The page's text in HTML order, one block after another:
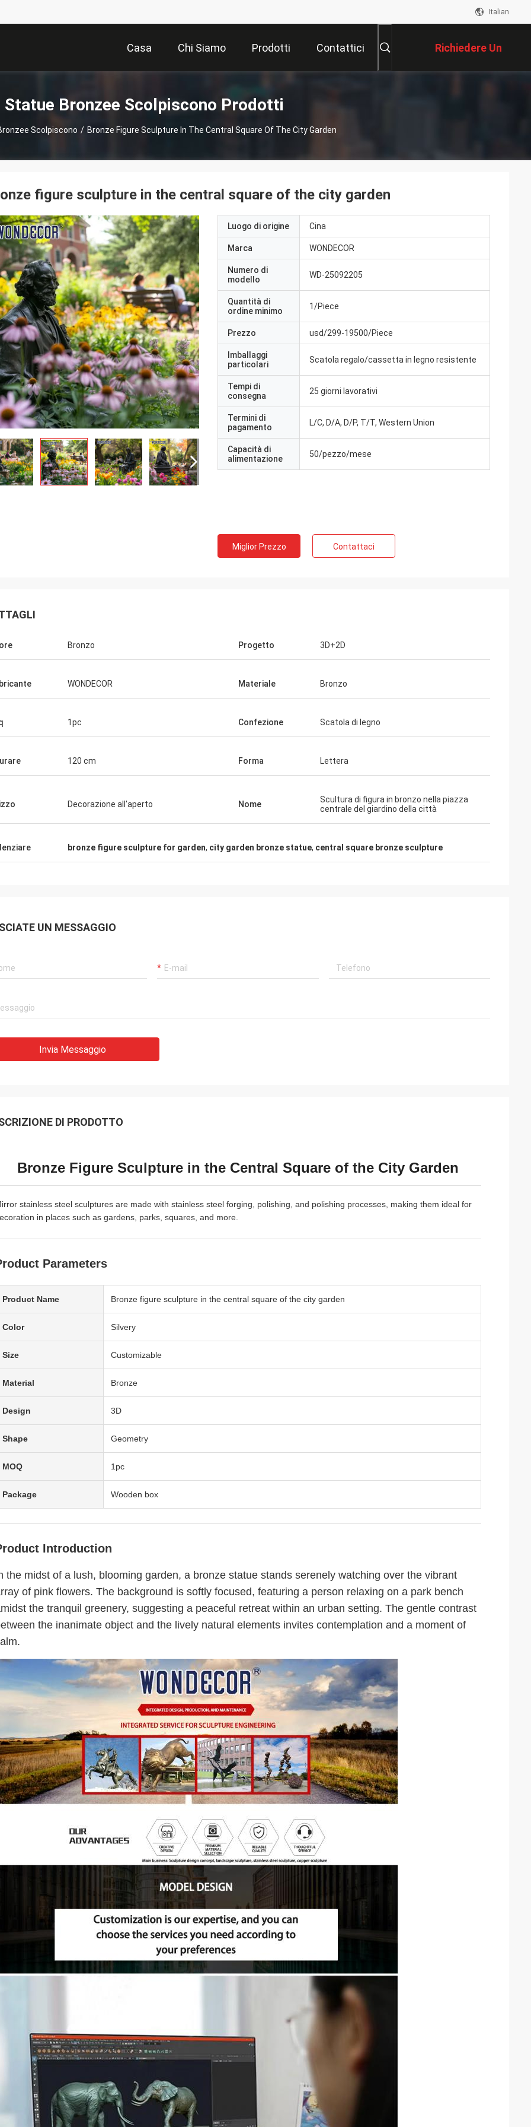
Italian
Casa Chi Siamo Prodotti Contattici Richiedere Un
Preventivo
Statue Bronzee Scolpiscono Prodotti
Scolpiscono / Bronze Figure Sculpture In The Central Square Of The City Garden
figure sculpture in the central square of the city garden
Luogo di origine Cina
Marca WONDECOR
Numero di
modello
WD-25092205
Quantità di
ordine minimo
1/Piece
Prezzo usd/299-19500/Piece
Imballaggi
particolari
Scatola regalo/cassetta in legno resistente
Tempi di
consegna
25 giorni lavorativi
Termini di
pagamento
L/C, D/A, D/P, T/T, Western Union
Capacità di
alimentazione
50/pezzo/mese
Miglior Prezzo Contattaci
Bronzo Progetto 3D+2D
WONDECOR Materiale Bronzo
1pc Confezione Scatola di legno
120 cm Forma Lettera
Decorazione all'aperto Nome
Scultura di figura in bronzo nella piazza
centrale del giardino della città
bronze figure sculpture for garden, city garden bronze statue, central square bronze sculpture
UN MESSAGGIO
Invia Messaggio
DI PRODOTTO
Bronze Figure Sculpture in the Central Square of the City Garden
stainless steel sculptures are made with stainless steel forging, polishing, and polishing processes, making them ideal for
in places such as gardens, parks, squares, and more.
Parameters
Product Name Bronze figure sculpture in the central square of the city garden
Color Silvery
Size Customizable
Material Bronze
Design 3D
Shape Geometry
MOQ 1pc
Package Wooden box
Introduction
the midst of a lush, blooming garden, a bronze statue stands serenely watching over the vibrant
of pink flowers. The background is softly focused, featuring a person relaxing on a park bench
the tranquil greenery, suggesting a peaceful retreat within an urban setting. The gentle contrast
the inanimate object and the lively natural elements invites contemplation and a moment of